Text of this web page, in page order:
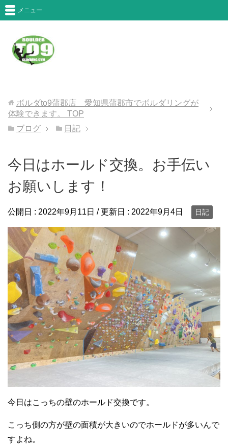
メニュー
ボルダto9蒲郡店 愛知県蒲郡市でボルダリングが
体験できます。
TOP
ブログ
日記
今日はホールド交換。お手伝い
お願いします！
公開日 : 2022年9月11日 / 更新日 : 2022年9月4日 日記
今日はこっちの壁のホールド交換です。
こっち側の方が壁の面積が大きいのでホールドが多いんで
すよね。